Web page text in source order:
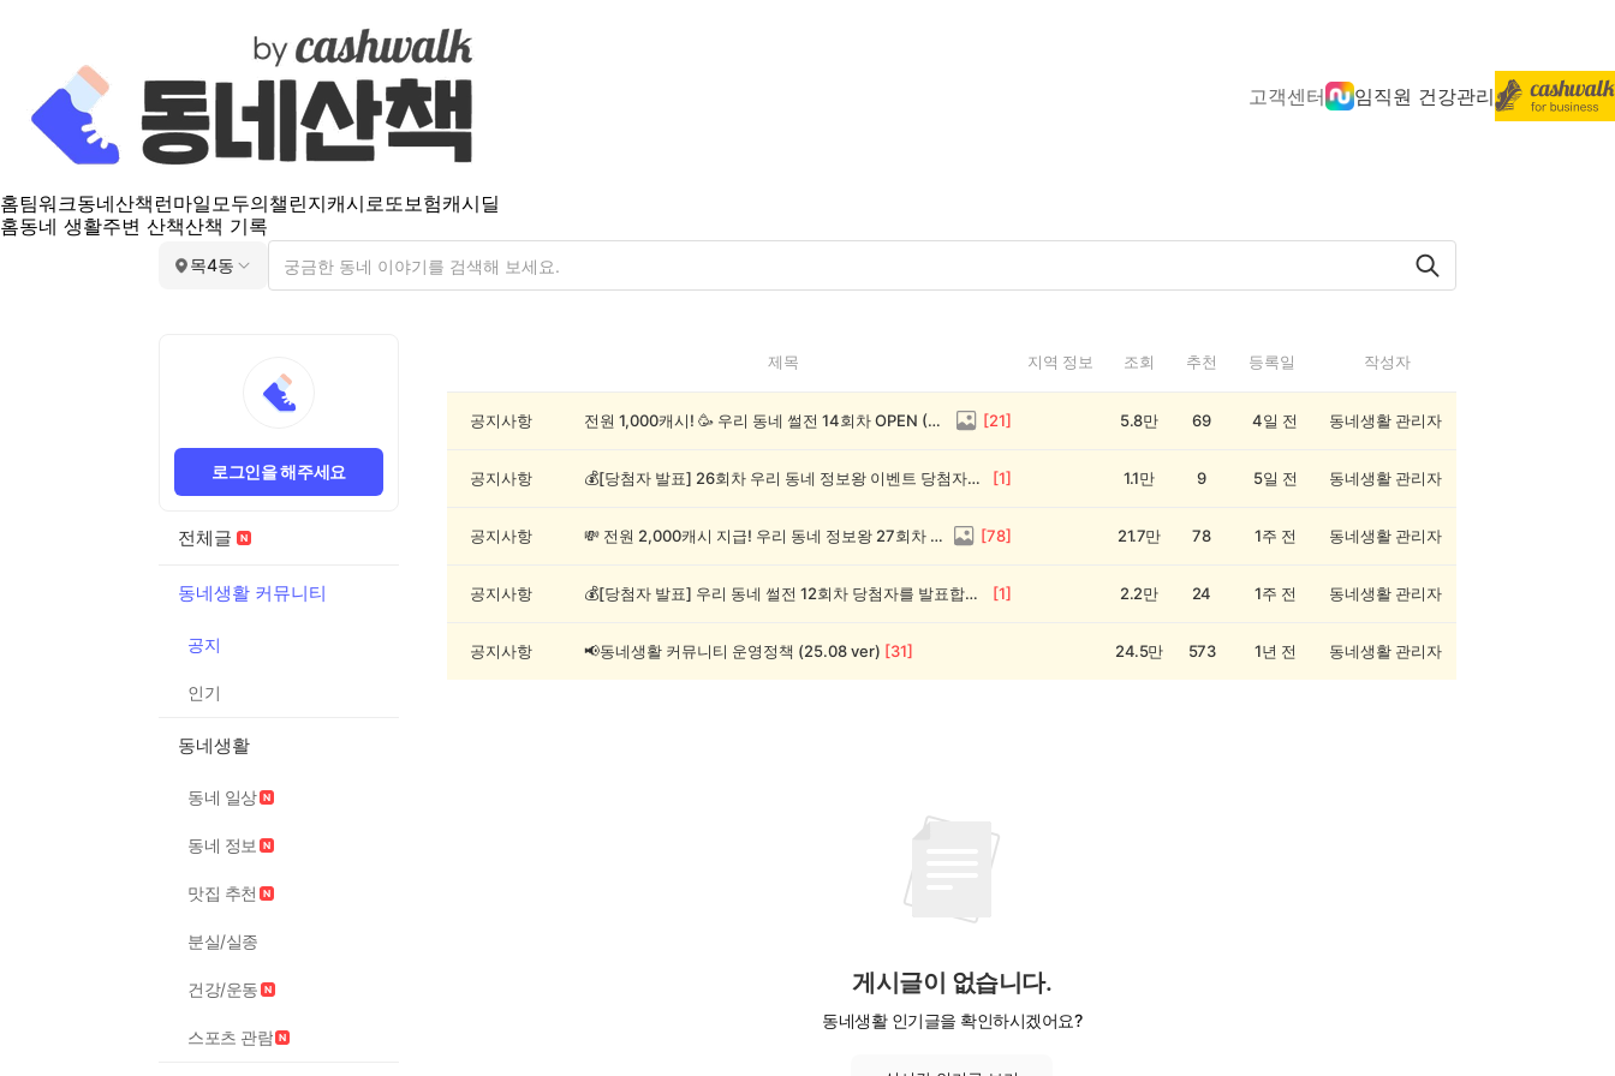
고객센터 임직원 건강관리
홈팀워크동네산책 런마일모두의챌린지캐시로또보험캐시딜
홈동네 생활주변 산책산책 기록
목4동
로그인을 해주세요
전체글
동네생활 커뮤니티
공지
인기
동네생활
동네 일상
동네 정보
맛집 추천
분실/실종
건강/운동
스포츠 관람
동
제목 지역 정보 조회 추천 등록일 작성자
공지사항 전원 1,000캐시! 🥳 우리 동네 썰전 14회차 OPEN (~8/17) [21] 5.8만 69 4일 전 동네생활 관리자
공지사항 💰[당첨자 발표] 26회차 우리 동네 정보왕 이벤트 당첨자를 발표합니다! [1] 1.1만 9 5일 전 동네생활 관리자
공지사항 💸 전원 2,000캐시 지급! 우리 동네 정보왕 27회차 (~8/10) [78] 21.7만 78 1주 전 동네생활 관리자
공지사항 💰[당첨자 발표] 우리 동네 썰전 12회차 당첨자를 발표합니다! [1] 2.2만 24 1주 전 동네생활 관리자
공지사항 📢동네생활 커뮤니티 운영정책 (25.08 ver) [31] 24.5만 573 1년 전 동네생활 관리자
게시글이 없습니다.
동네생활 인기글을 확인하시겠어요?